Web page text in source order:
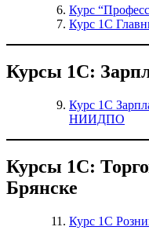
Курс
Курс 1С
Курсы 1С:
Курс 1С
НИИДПО
Курсы 1С:
Брянске
Курс 1С